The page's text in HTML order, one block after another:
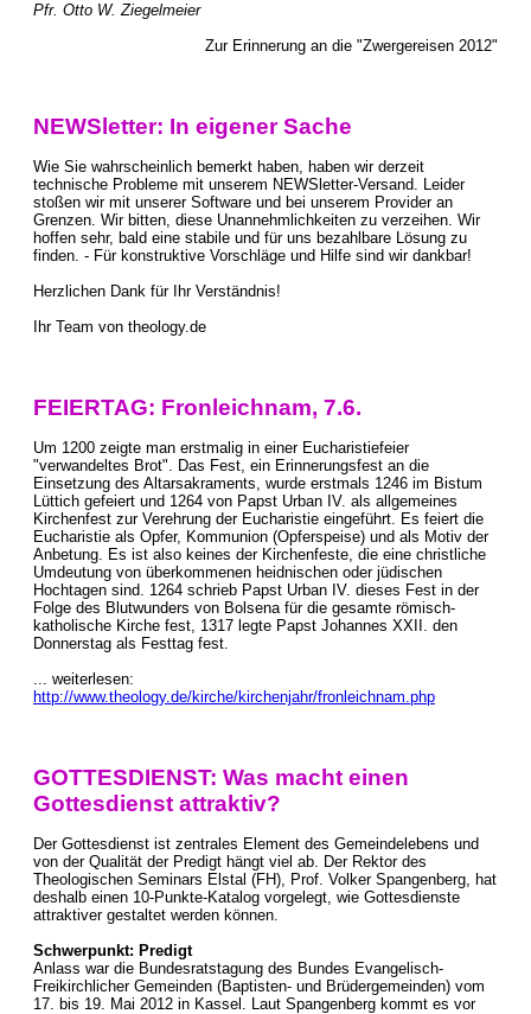
Pfr. Otto W. Ziegelmeier
Zur Erinnerung an die "Zwergereisen 2012"
NEWSletter: In eigener Sache
Wie Sie wahrscheinlich bemerkt haben, haben wir derzeit
technische Probleme mit unserem NEWSletter-Versand. Leider
stoßen wir mit unserer Software und bei unserem Provider an
Grenzen. Wir bitten, diese Unannehmlichkeiten zu verzeihen. Wir
hoffen sehr, bald eine stabile und für uns bezahlbare Lösung zu
finden. - Für konstruktive Vorschläge und Hilfe sind wir dankbar!
Herzlichen Dank für Ihr Verständnis!
Ihr Team von theology.de
FEIERTAG: Fronleichnam, 7.6.
Um 1200 zeigte man erstmalig in einer Eucharistiefeier
"verwandeltes Brot". Das Fest, ein Erinnerungsfest an die
Einsetzung des Altarsakraments, wurde erstmals 1246 im Bistum
Lüttich gefeiert und 1264 von Papst Urban IV. als allgemeines
Kirchenfest zur Verehrung der Eucharistie eingeführt. Es feiert die
Eucharistie als Opfer, Kommunion (Opferspeise) und als Motiv der
Anbetung. Es ist also keines der Kirchenfeste, die eine christliche
Umdeutung von überkommenen heidnischen oder jüdischen
Hochtagen sind. 1264 schrieb Papst Urban IV. dieses Fest in der
Folge des Blutwunders von Bolsena für die gesamte römisch-
katholische Kirche fest, 1317 legte Papst Johannes XXII. den
Donnerstag als Festtag fest.
... weiterlesen:
http://www.theology.de/kirche/kirchenjahr/fronleichnam.php
GOTTESDIENST: Was macht einen
Gottesdienst attraktiv?
Der Gottesdienst ist zentrales Element des Gemeindelebens und
von der Qualität der Predigt hängt viel ab. Der Rektor des
Theologischen Seminars Elstal (FH), Prof. Volker Spangenberg, hat
deshalb einen 10-Punkte-Katalog vorgelegt, wie Gottesdienste
attraktiver gestaltet werden können.
Schwerpunkt: Predigt
Anlass war die Bundesratstagung des Bundes Evangelisch-
Freikirchlicher Gemeinden (Baptisten- und Brüdergemeinden) vom
17. bis 19. Mai 2012 in Kassel. Laut Spangenberg kommt es vor